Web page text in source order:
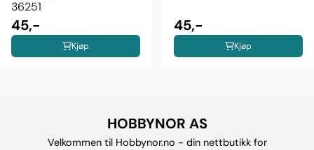
36251
45,-
Kjøp
45,-
Kjøp
HOBBYNOR AS
Velkommen til Hobbynor.no - din nettbutikk for